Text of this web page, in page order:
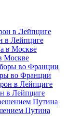
в Лейпциге
Москве
во Франции
в Лейпциге
Путина